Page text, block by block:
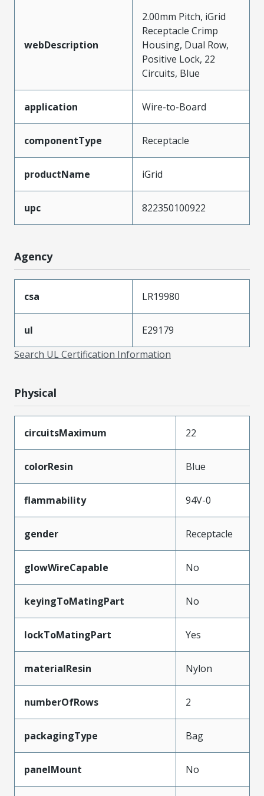
webDescription
2.00mm Pitch, iGrid
Receptacle Crimp
Housing, Dual Row,
Positive Lock, 22
Circuits, Blue
application Wire-to-Board
componentType Receptacle
productName iGrid
upc 822350100922
Agency
csa LR19980
ul
E29179
Search UL Certification Information
Physical
circuitsMaximum 22
colorResin Blue
flammability 94V-0
gender Receptacle
glowWireCapable No
keyingToMatingPart No
lockToMatingPart Yes
materialResin Nylon
numberOfRows 2
packagingType Bag
panelMount No